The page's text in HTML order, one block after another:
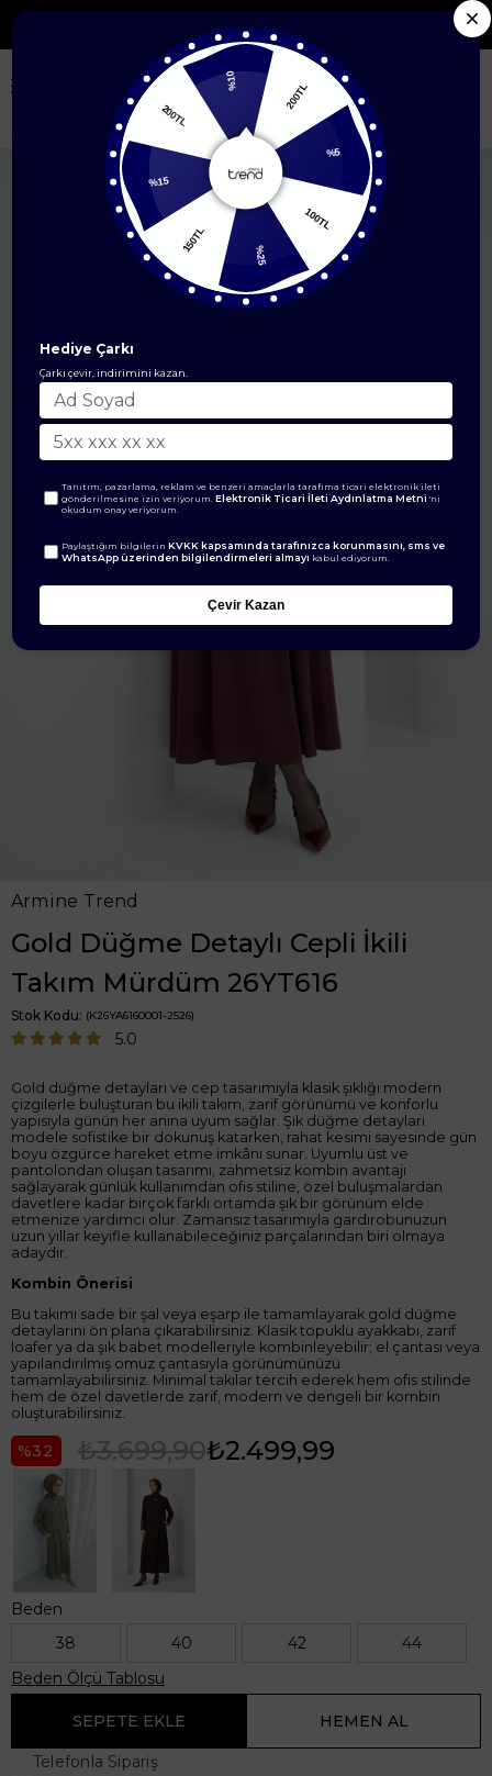
Seçili Yeni Sezon Ürünlerde %50'ye Varan
ÜST GİYİM İkili Takım Gold Düğme Detaylı Cepli İkili Takım
Armine Trend
Gold Düğme Detaylı Cepli İkili
Takım Mürdüm 26YT616
Stok Kodu (K26YA6160001-2526)
5.0
Gold düğme detayları ve cep tasarımıyla klasik şıklığı modern
çizgilerle buluşturan bu ikili takım, zarif görünümü ve konforlu
yapısıyla günün her anına uyum sağlar. Şık düğme detayları
modele sofistike bir dokunuş katarken, rahat kesimi sayesinde gün
boyu özgürce hareket etme imkânı sunar. Uyumlu üst ve
pantolondan oluşan tasarımı, zahmetsiz kombin avantajı
sağlayarak günlük kullanımdan ofis stiline, özel buluşmalardan
davetlere kadar birçok farklı ortamda şık bir görünüm elde
etmenize yardımcı olur. Zamansız tasarımıyla gardırobunuzun
uzun yıllar keyifle kullanabileceğiniz parçalarından biri olmaya
adaydır.
Kombin Önerisi
Bu takımı sade bir şal veya eşarp ile tamamlayarak gold düğme
detaylarını ön plana çıkarabilirsiniz. Klasik topuklu ayakkabı, zarif
loafer ya da şık babet modelleriyle kombinleyebilir; el çantası veya
yapılandırılmış omuz çantasıyla görünümünüzü
tamamlayabilirsiniz. Minimal takılar tercih ederek hem ofis stilinde
hem de özel davetlerde zarif, modern ve dengeli bir kombin
oluşturabilirsiniz.
32 ₺3.699,90₺2.499,99
Beden
38
40 42
44
Beden Ölçü Tablosu
Telefonla Sipariş
200TL
100TL
150TL
200TL
Hediye Çarkı
Çarkı çevir, indirimini kazan.
Tanıtım, pazarlama, reklam ve benzeri amaçlarla tarafıma ticari elektronik ileti
gönderilmesine izin veriyorum.Elektronik Ticari İleti Aydınlatma Metni 'ni
okudum onay veriyorum.
Paylaştığım bilgilerinKVKK kapsamında tarafınızca korunmasını, sms ve
WhatsApp üzerinden bilgilendirmeleri almayı kabul ediyorum.
Çevir Kazan